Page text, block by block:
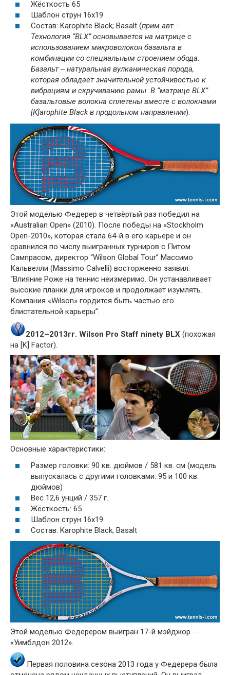
Жёсткость 65
Шаблон струн 16x19
Состав: Karophite Black; Basalt (прим.авт.‒
Технология “BLX” основывается на матрице с
использованием микроволокон базальта в
комбинации со специальным строением обода.
Базальт ‒ натуральная вулканическая порода,
которая обладает значительной устойчивостью к
вибрациям и скручиванию рамы. В “матрице BLX”
базальтовые волокна сплетены вместе с волокнами
[К]arophite Black в продольном направлении).
Этой моделью Федерер в четвёртый раз победил на
«Australian Open» (2010). После победы на «Stockholm
Open-2010», которая стала 64-й в его карьере и он
сравнился по числу выигранных турниров с Питом
Сампрасом, директор “Wilson Global Tour” Массимо
Кальвелли (Massimo Calvelli) восторженно заявил:
“Влияние Роже на теннис неизмеримо. Он устанавливает
высокие планки для игроков и продолжает изумлять.
Компания «Wilson» гордится быть частью его
блистательной карьеры”.
2012–2013гг. Wilson Pro Staff ninety BLX (похожая
на [K] Factor).
Основные характеристики:
Размер головки: 90 кв. дюймов / 581 кв. см (модель
выпускалась с другими головками: 95 и 100 кв.
дюймов)
Вес 12,6 унций / 357 г.
Жёсткость: 65
Шаблон струн 16x19
Состав: Karophite Black; Basalt
Этой моделью Федерером выигран 17-й мэйджор ‒
«Уимблдон 2012».
Первая половина сезона 2013 года у Федерера была